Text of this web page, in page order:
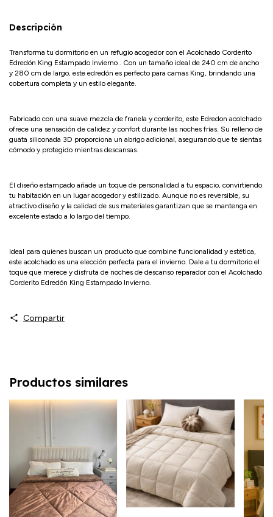
Descripción
Transforma tu dormitorio en un refugio acogedor con el Acolchado Corderito
Edredón King Estampado Invierno . Con un tamaño ideal de 240 cm de ancho
y 280 cm de largo, este edredón es perfecto para camas King, brindando una
cobertura completa y un estilo elegante.
Fabricado con una suave mezcla de franela y corderito, este Edredon acolchado
ofrece una sensación de calidez y confort durante las noches frías. Su relleno de
guata siliconada 3D proporciona un abrigo adicional, asegurando que te sientas
cómodo y protegido mientras descansas.
El diseño estampado añade un toque de personalidad a tu espacio, convirtiendo
tu habitación en un lugar acogedor y estilizado. Aunque no es reversible, su
atractivo diseño y la calidad de sus materiales garantizan que se mantenga en
excelente estado a lo largo del tiempo.
Ideal para quienes buscan un producto que combine funcionalidad y estética,
este acolchado es una elección perfecta para el invierno. Dale a tu dormitorio el
toque que merece y disfruta de noches de descanso reparador con el Acolchado
Corderito Edredón King Estampado Invierno.
Compartir
Productos similares